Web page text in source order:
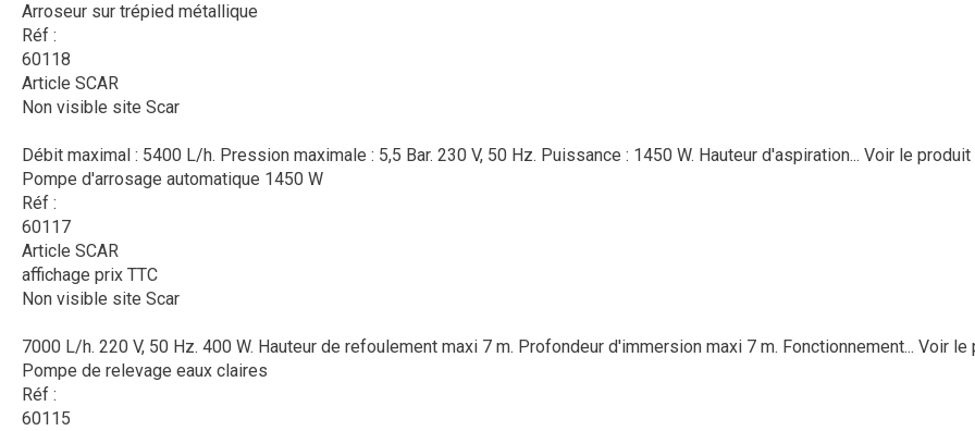
Arroseur sur trépied métallique
Réf :
60118
Article SCAR
Non visible site Scar
Débit maximal : 5400 L/h. Pression maximale : 5,5 Bar. 230 V, 50 Hz. Puissance : 1450 W. Hauteur d'aspiration... Voir le produit
Pompe d'arrosage automatique 1450 W
Réf :
60117
Article SCAR
affichage prix TTC
Non visible site Scar
7000 L/h. 220 V, 50 Hz. 400 W. Hauteur de refoulement maxi 7 m. Profondeur d'immersion maxi 7 m. Fonctionnement... Voir le
Pompe de relevage eaux claires
Réf :
60115